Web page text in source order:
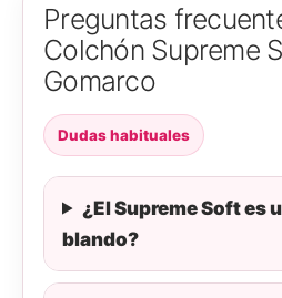
Preguntas
Colchón Supreme
Gomarco
Dudas habituales
¿El Supreme Soft es
blando?